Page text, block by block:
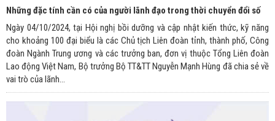
Những đặc tính cần có của người lãnh đạo trong thời chuyển đổi số
Ngày 04/10/2024, tại Hội nghị bồi dưỡng và cập nhật kiến thức, kỹ năng
cho khoảng 100 đại biểu là các Chủ tịch Liên đoàn tỉnh, thành phố, Công
đoàn Ngành Trung ương và các trưởng ban, đơn vị thuộc Tổng Liên đoàn
Lao động Việt Nam, Bộ trưởng Bộ TT&TT Nguyễn Mạnh Hùng đã chia sẻ về
vai trò của lãnh...